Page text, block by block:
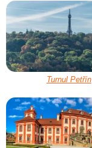
Turnul Petřín